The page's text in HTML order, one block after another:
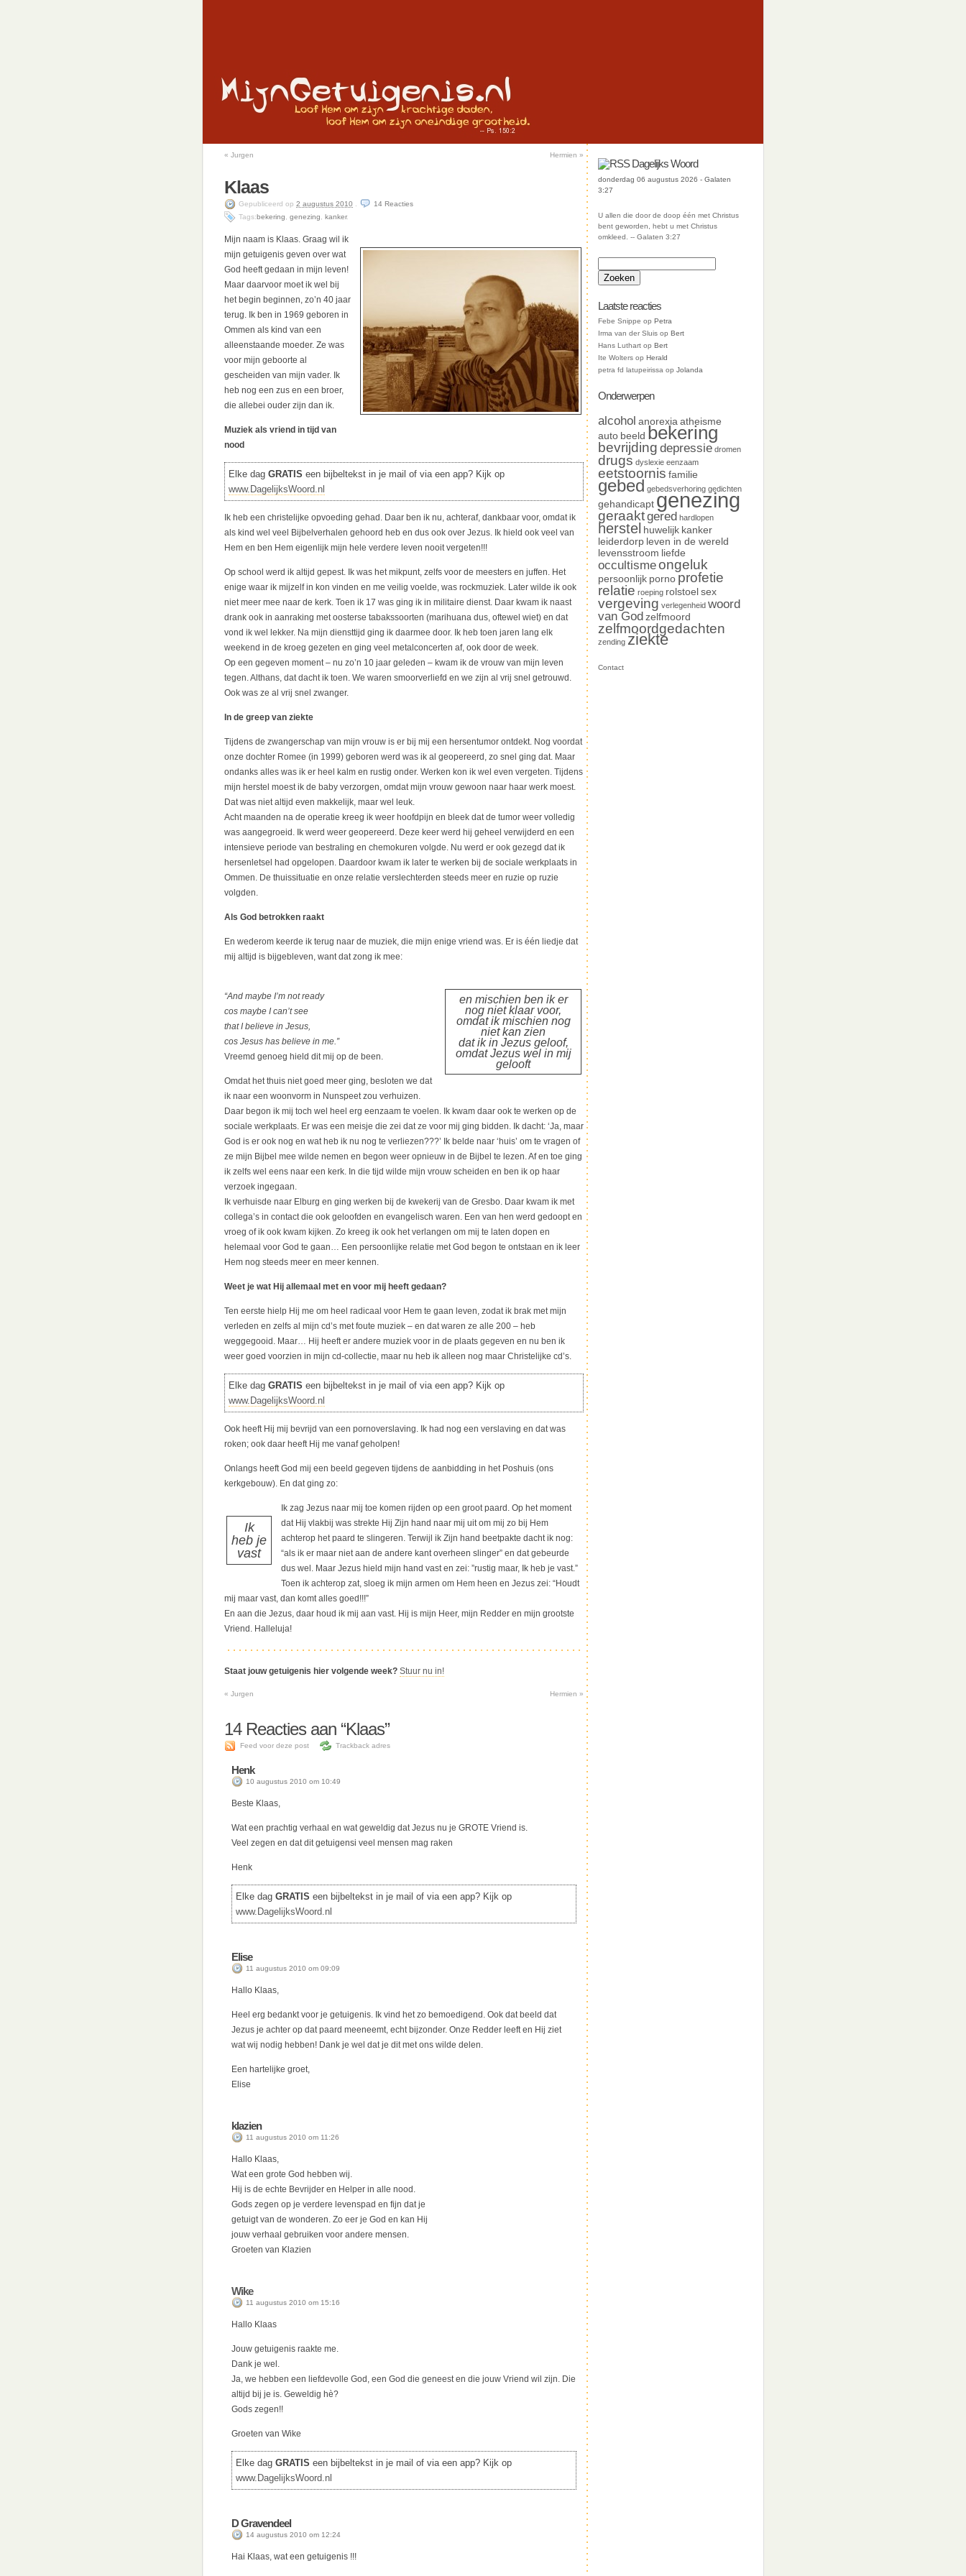
« Jurgen Hermien »
Klaas
Gepubliceerd op 2 augustus 2010 14 Reacties
Tags:bekering genezing kanker.
Mijn naam is Klaas. Graag wil ik
mijn getuigenis geven over wat
God heeft gedaan in mijn leven!
Maar daarvoor moet ik wel bij
het begin beginnen, zo’n 40 jaar
terug. Ik ben in 1969 geboren in
Ommen als kind van een
alleenstaande moeder. Ze was
voor mijn geboorte al
gescheiden van mijn vader. Ik
heb nog een zus en een broer,
die allebei ouder zijn dan ik.
Muziek als vriend in tijd van
nood
Elke dag GRATIS een bijbeltekst in je mail of via een app? Kijk op
www.DagelijksWoord.nl
Ik heb een christelijke opvoeding gehad. Daar ben ik nu, achteraf, dankbaar voor, omdat ik
als kind wel veel Bijbelverhalen gehoord heb en dus ook over Jezus. Ik hield ook veel van
Hem en ben Hem eigenlijk mijn hele verdere leven nooit vergeten!!!
Op school werd ik altijd gepest. Ik was het mikpunt, zelfs voor de meesters en juffen. Het
enige waar ik mijzelf in kon vinden en me veilig voelde, was rockmuziek. Later wilde ik ook
niet meer mee naar de kerk. Toen ik 17 was ging ik in militaire dienst. Daar kwam ik naast
drank ook in aanraking met oosterse tabakssoorten (marihuana dus, oftewel wiet) en dat
vond ik wel lekker. Na mijn diensttijd ging ik daarmee door. Ik heb toen jaren lang elk
weekend in de kroeg gezeten en ging veel metalconcerten af, ook door de week.
Op een gegeven moment – nu zo’n 10 jaar geleden – kwam ik de vrouw van mijn leven
tegen. Althans, dat dacht ik toen. We waren smoorverliefd en we zijn al vrij snel getrouwd.
Ook was ze al vrij snel zwanger.
In de greep van ziekte
Tijdens de zwangerschap van mijn vrouw is er bij mij een hersentumor ontdekt. Nog voordat
onze dochter Romee (in 1999) geboren werd was ik al geopereerd, zo snel ging dat. Maar
ondanks alles was ik er heel kalm en rustig onder. Werken kon ik wel even vergeten. Tijdens
mijn herstel moest ik de baby verzorgen, omdat mijn vrouw gewoon naar haar werk moest.
Dat was niet altijd even makkelijk, maar wel leuk.
Acht maanden na de operatie kreeg ik weer hoofdpijn en bleek dat de tumor weer volledig
was aangegroeid. Ik werd weer geopereerd. Deze keer werd hij geheel verwijderd en een
intensieve periode van bestraling en chemokuren volgde. Nu werd er ook gezegd dat ik
hersenletsel had opgelopen. Daardoor kwam ik later te werken bij de sociale werkplaats in
Ommen. De thuissituatie en onze relatie verslechterden steeds meer en ruzie op ruzie
volgden.
Als God betrokken raakt
En wederom keerde ik terug naar de muziek, die mijn enige vriend was. Er is één liedje dat
mij altijd is bijgebleven, want dat zong ik mee:
en mischien ben ik er
nog niet klaar voor,
omdat ik mischien nog
niet kan zien
dat ik in Jezus geloof,
omdat Jezus wel in mij
gelooft
“And maybe I’m not ready
cos maybe I can’t see
that I believe in Jesus,
cos Jesus has believe in me.”
Vreemd genoeg hield dit mij op de been.
Omdat het thuis niet goed meer ging, besloten we dat
ik naar een woonvorm in Nunspeet zou verhuizen.
Daar begon ik mij toch wel heel erg eenzaam te voelen. Ik kwam daar ook te werken op de
sociale werkplaats. Er was een meisje die zei dat ze voor mij ging bidden. Ik dacht: ‘Ja, maar
God is er ook nog en wat heb ik nu nog te verliezen???’ Ik belde naar ‘huis’ om te vragen of
ze mijn Bijbel mee wilde nemen en begon weer opnieuw in de Bijbel te lezen. Af en toe ging
ik zelfs wel eens naar een kerk. In die tijd wilde mijn vrouw scheiden en ben ik op haar
verzoek ingegaan.
Ik verhuisde naar Elburg en ging werken bij de kwekerij van de Gresbo. Daar kwam ik met
collega’s in contact die ook geloofden en evangelisch waren. Een van hen werd gedoopt en
vroeg of ik ook kwam kijken. Zo kreeg ik ook het verlangen om mij te laten dopen en
helemaal voor God te gaan… Een persoonlijke relatie met God begon te ontstaan en ik leer
Hem nog steeds meer en meer kennen.
Weet je wat Hij allemaal met en voor mij heeft gedaan?
Ten eerste hielp Hij me om heel radicaal voor Hem te gaan leven, zodat ik brak met mijn
verleden en zelfs al mijn cd’s met foute muziek – en dat waren ze alle 200 – heb
weggegooid. Maar… Hij heeft er andere muziek voor in de plaats gegeven en nu ben ik
weer goed voorzien in mijn cd-collectie, maar nu heb ik alleen nog maar Christelijke cd’s.
Elke dag GRATIS een bijbeltekst in je mail of via een app? Kijk op
www.DagelijksWoord.nl
Ook heeft Hij mij bevrijd van een pornoverslaving. Ik had nog een verslaving en dat was
roken; ook daar heeft Hij me vanaf geholpen!
Onlangs heeft God mij een beeld gegeven tijdens de aanbidding in het Poshuis (ons
kerkgebouw). En dat ging zo:
Ik
heb je
vast
Ik zag Jezus naar mij toe komen rijden op een groot paard. Op het moment
dat Hij vlakbij was strekte Hij Zijn hand naar mij uit om mij zo bij Hem
achterop het paard te slingeren. Terwijl ik Zijn hand beetpakte dacht ik nog:
“als ik er maar niet aan de andere kant overheen slinger” en dat gebeurde
dus wel. Maar Jezus hield mijn hand vast en zei: ”rustig maar, Ik heb je vast.”
Toen ik achterop zat, sloeg ik mijn armen om Hem heen en Jezus zei: “Houdt
mij maar vast, dan komt alles goed!!!”
En aan die Jezus, daar houd ik mij aan vast. Hij is mijn Heer, mijn Redder en mijn grootste
Vriend. Halleluja!
Staat jouw getuigenis hier volgende week? Stuur nu in!
« Jurgen Hermien »
14Reacties aan “Klaas”
Feed voor deze post Trackback adres
Henk
10 augustus 2010 om 10:49
Beste Klaas,
Wat een prachtig verhaal en wat geweldig dat Jezus nu je GROTE Vriend is.
Veel zegen en dat dit getuigensi veel mensen mag raken
Henk
Elke dag GRATIS een bijbeltekst in je mail of via een app? Kijk op
www.DagelijksWoord.nl
Elise
11 augustus 2010 om 09:09
Hallo Klaas,
Heel erg bedankt voor je getuigenis. Ik vind het zo bemoedigend. Ook dat beeld dat
Jezus je achter op dat paard meeneemt, echt bijzonder. Onze Redder leeft en Hij ziet
wat wij nodig hebben! Dank je wel dat je dit met ons wilde delen.
Een hartelijke groet,
Elise
klazien
11 augustus 2010 om 11:26
Hallo Klaas,
Wat een grote God hebben wij.
Hij is de echte Bevrijder en Helper in alle nood.
Gods zegen op je verdere levenspad en fijn dat je
getuigt van de wonderen. Zo eer je God en kan Hij
jouw verhaal gebruiken voor andere mensen.
Groeten van Klazien
Wike
11 augustus 2010 om 15:16
Hallo Klaas
Jouw getuigenis raakte me.
Dank je wel.
Ja, we hebben een liefdevolle God, een God die geneest en die jouw Vriend wil zijn. Die
altijd bij je is. Geweldig hè?
Gods zegen!!
Groeten van Wike
Elke dag GRATIS een bijbeltekst in je mail of via een app? Kijk op
www.DagelijksWoord.nl
D Gravendeel
14 augustus 2010 om 12:24
Hai Klaas, wat een getuigenis !!!
Dagelijks Woord
donderdag 06 augustus 2026 - Galaten
3:27
U allen die door de doop één met Christus
bent geworden, hebt u met Christus
omkleed. -- Galaten 3:27
Laatste reacties
Febe Snippe op Petra
Irma van der Sluis op Bert
Hans Luthart op Bert
Ite Wolters op Herald
petra fd latupeirissa op Jolanda
Onderwerpen
alcohol anorexia atheisme
auto beeld bekering
bevrijding depressie dromen
drugs dyslexie eenzaam
eetstoornis familie
gebed gebedsverhoring gedichten
gehandicaptgenezing
geraaktgered hardlopen
herstel huwelijk kanker
leiderdorp leven in de wereld
levensstroom liefde
occultismeongeluk
persoonlijk porno profetie
relatie roeping rolstoelsex
vergeving verlegenheid woord
van Godzelfmoord
zelfmoordgedachten
zending ziekte
Contact